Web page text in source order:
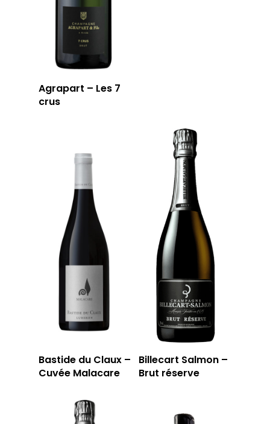
Agrapart – Les 7
crus
Bastide du Claux –
Cuvée Malacare
Billecart Salmon –
Brut réserve